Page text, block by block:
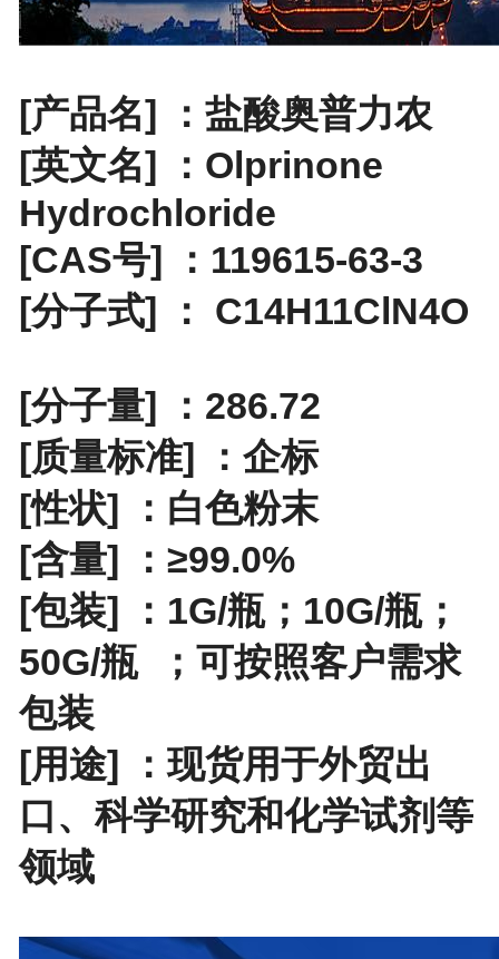
[产品名] ：盐酸奥普力农
[英文名] ：Olprinone
Hydrochloride
[CAS号] ：119615-63-3
[分子式] ： C14H11ClN4O
[分子量] ：286.72
[质量标准] ：企标
[性状] ：白色粉末
[含量] ：≥99.0%
[包装] ： 1G/瓶；10G/瓶；
50G/瓶； 可按照客户需求
包装
[用途] ：现货用于外贸出
口、科学研究和化学试剂等
领域